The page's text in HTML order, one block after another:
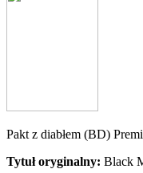
Pakt z diabłem (BD)
Tytuł oryginalny: Black